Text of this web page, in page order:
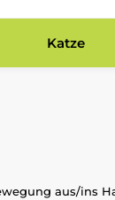
Katze
aus/ins